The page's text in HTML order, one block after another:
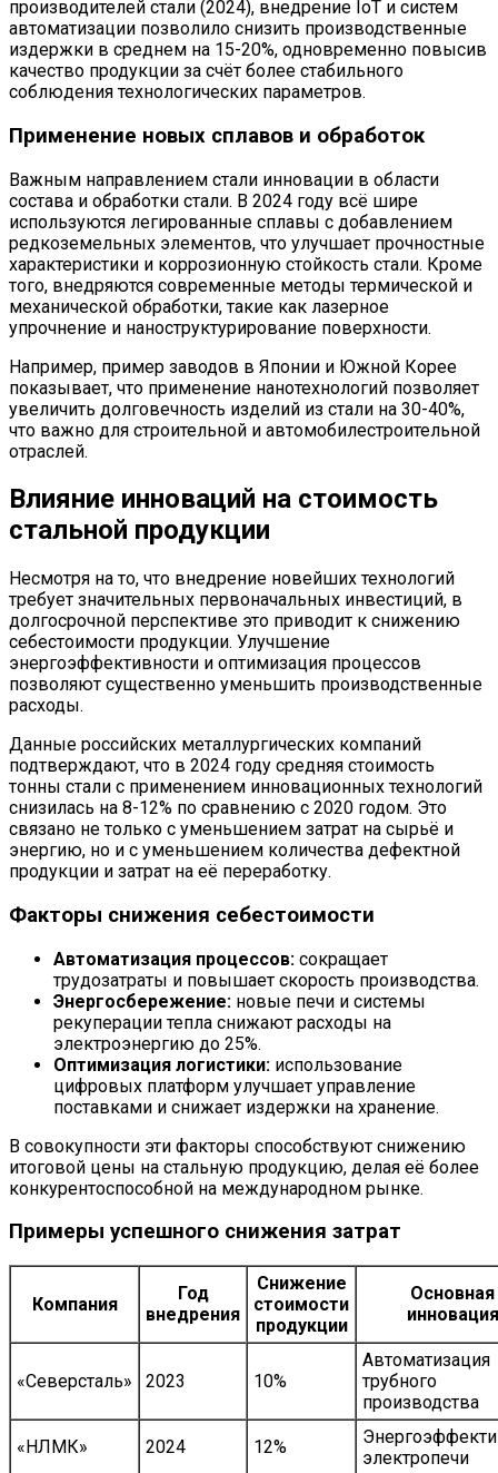
производителей стали (2024), внедрение IoT и систем
автоматизации позволило снизить производственные
издержки в среднем на 15-20%, одновременно повысив
качество продукции за счёт более стабильного
соблюдения технологических параметров.
Применение новых сплавов и обработок
Важным направлением стали инновации в области
состава и обработки стали. В 2024 году всё шире
используются легированные сплавы с добавлением
редкоземельных элементов, что улучшает прочностные
характеристики и коррозионную стойкость стали. Кроме
того, внедряются современные методы термической и
механической обработки, такие как лазерное
упрочнение и наноструктурирование поверхности.
Например, пример заводов в Японии и Южной Корее
показывает, что применение нанотехнологий позволяет
увеличить долговечность изделий из стали на 30-40%,
что важно для строительной и автомобилестроительной
отраслей.
Влияние инноваций на стоимость
стальной продукции
Несмотря на то, что внедрение новейших технологий
требует значительных первоначальных инвестиций, в
долгосрочной перспективе это приводит к снижению
себестоимости продукции. Улучшение
энергоэффективности и оптимизация процессов
позволяют существенно уменьшить производственные
расходы.
Данные российских металлургических компаний
подтверждают, что в 2024 году средняя стоимость
тонны стали с применением инновационных технологий
снизилась на 8-12% по сравнению с 2020 годом. Это
связано не только с уменьшением затрат на сырьё и
энергию, но и с уменьшением количества дефектной
продукции и затрат на её переработку.
Факторы снижения себестоимости
Автоматизация процессов: сокращает
трудозатраты и повышает скорость производства.
Энергосбережение: новые печи и системы
рекуперации тепла снижают расходы на
электроэнергию до 25%.
Оптимизация логистики: использование
цифровых платформ улучшает управление
поставками и снижает издержки на хранение.
В совокупности эти факторы способствуют снижению
итоговой цены на стальную продукцию, делая её более
конкурентоспособной на международном рынке.
Примеры успешного снижения затрат
Компания
Год
внедрения
Снижение
стоимости
продукции
Основная
инновация
«Северсталь» 2023 10%
Автоматизация
трубного
производства
«НЛМК» 2024 12%
электропечи